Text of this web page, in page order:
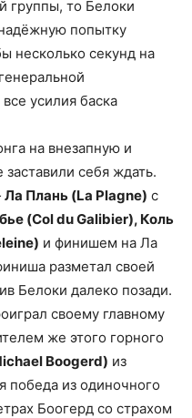
группы, то Белоки
попытку
несколько секунд на
усилия баска
на внезапную и
себя ждать.
Ла Плань (La Plagne) с
(Col du Galibier), Коль
и финишем на Ла
разметал своей
Белоки далеко позади.
своему главному
же этого горного
Boogerd) из
победа из одиночного
Боогерд со страхом